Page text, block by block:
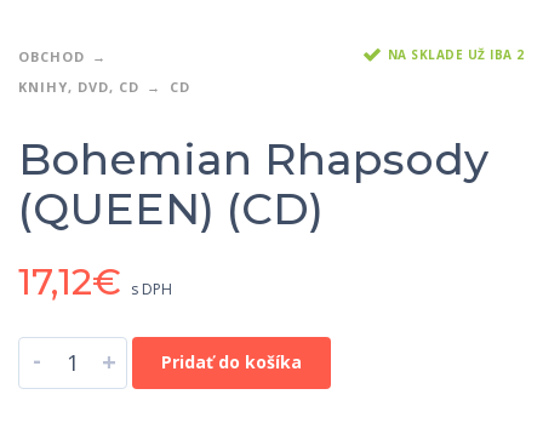
OBCHOD
KNIHY, DVD, CD
CD
NA SKLADE UŽ IBA 2
Bohemian Rhapsody
(QUEEN) (CD)
17,12€ s DPH
- + Pridať do košíka